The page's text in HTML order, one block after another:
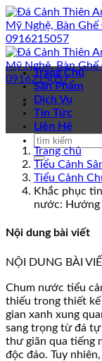
Bỏ
qua
nội
dung
Trang Chủ
Sản Phẩm
Dịch Vụ
Tin Tức
Liên Hệ
Trang chủ
Tiểu Cảnh
Tiểu Cảnh
Khắc phục
nước:
Nội dung bài viết
NỘI DUNG BÀI
Chum nước tiểu
thiếu trong thiết kế
gian xanh xung
sang trọng từ đá
thư giãn qua tiếng
độc đáo. Tuy